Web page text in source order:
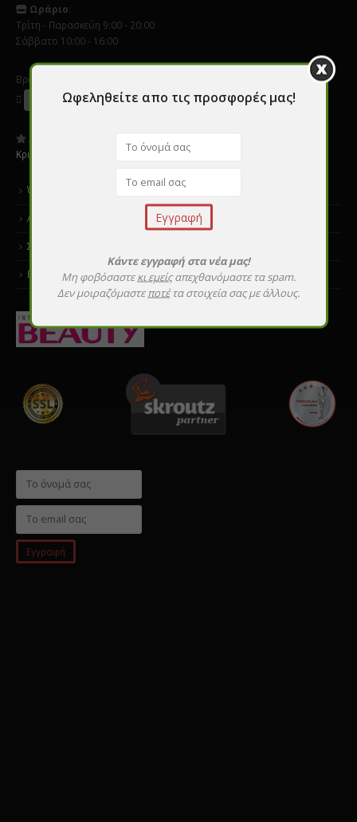
Ωράριο:
Τρίτη - Παρασκεύη 9:00 - 20:00
Σάββατο 10:00 - 16:00
Βρείτε μας σε Social Media
Κριτικές
Όροι χρήσης
Αποστολές & επιστροφές
Σεμινάρια εκμάθησης
Επικοινωνία
Ωφεληθείτε απο τις προσφορές μας!
Κάντε εγγραφή στα νέα μας!
Μη φοβόσαστεκι εμείςαπεχθανόμαστε τα spam.
Δεν μοιραζόμαστεποτέτα στοιχεία σας με άλλους.